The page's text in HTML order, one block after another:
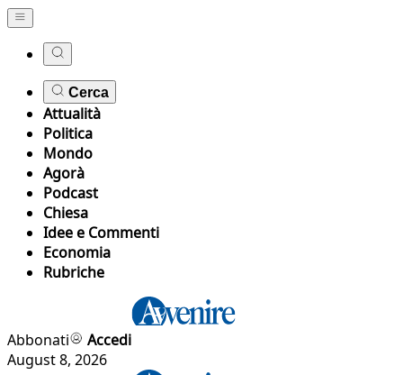
Cerca
Attualità
Politica
Mondo
Agorà
Podcast
Chiesa
Idee e Commenti
Economia
Rubriche
Abbonati
Accedi
August 8, 2026